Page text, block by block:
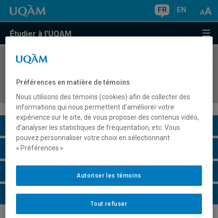
FR EN
Étudier à l'UQAM
COURS//
XVIIIe siècle au XXIe siècle)
Description du cours
Horaire - Été 2026
Horaire - Automne 2026
Horaire - Hiver 2027
Préférences en matière de témoins
Nous utilisons des témoins (cookies) afin de collecter des
informations qui nous permettent d’améliorer votre
expérience sur le site, de vous proposer des contenus vidéo,
d’analyser les statistiques de fréquentation, etc. Vous
pouvez personnaliser votre choix en sélectionnant
« Préférences ».
Tout refuser
Autoriser les témoins